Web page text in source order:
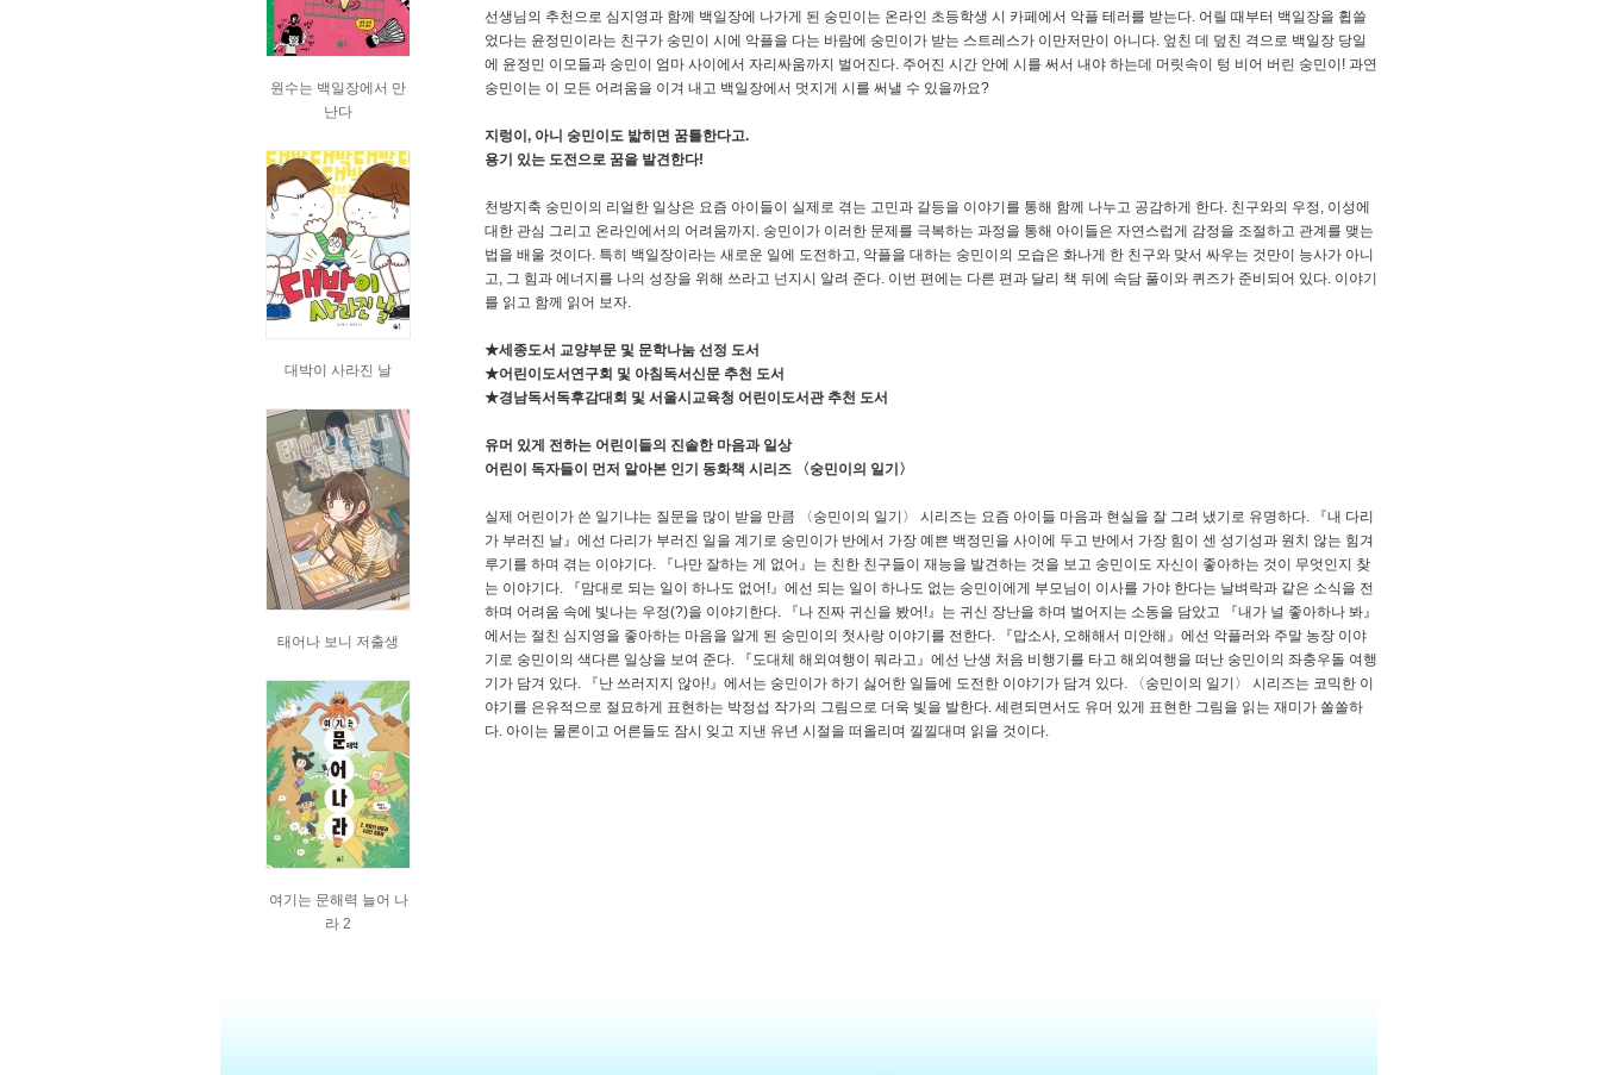
원수는 백일장에서 만
난다
대박이 사라진 날
태어나 보니 저출생
여기는 문해력 늘어 나
라 2
선생님의 추천으로 심지영과 함께 백일장에 나가게 된 숭민이는 온라인 초등학생 시 카페에서 악플 테러를 받는다. 어릴 때부터 백일장을 휩쓸
었다는 윤정민이라는 친구가 숭민이 시에 악플을 다는 바람에 숭민이가 받는 스트레스가 이만저만이 아니다. 엎친 데 덮친 격으로 백일장 당일
에 윤정민 이모들과 숭민이 엄마 사이에서 자리싸움까지 벌어진다. 주어진 시간 안에 시를 써서 내야 하는데 머릿속이 텅 비어 버린 숭민이! 과연
숭민이는 이 모든 어려움을 이겨 내고 백일장에서 멋지게 시를 써낼 수 있을까요?
지렁이, 아니 숭민이도 밟히면 꿈틀한다고.
용기 있는 도전으로 꿈을 발견한다!
천방지축 숭민이의 리얼한 일상은 요즘 아이들이 실제로 겪는 고민과 갈등을 이야기를 통해 함께 나누고 공감하게 한다. 친구와의 우정, 이성에
대한 관심 그리고 온라인에서의 어려움까지. 숭민이가 이러한 문제를 극복하는 과정을 통해 아이들은 자연스럽게 감정을 조절하고 관계를 맺는
법을 배울 것이다. 특히 백일장이라는 새로운 일에 도전하고, 악플을 대하는 숭민이의 모습은 화나게 한 친구와 맞서 싸우는 것만이 능사가 아니
고, 그 힘과 에너지를 나의 성장을 위해 쓰라고 넌지시 알려 준다. 이번 편에는 다른 편과 달리 책 뒤에 속담 풀이와 퀴즈가 준비되어 있다. 이야기
를 읽고 함께 읽어 보자.
★세종도서 교양부문 및 문학나눔 선정 도서
★어린이도서연구회 및 아침독서신문 추천 도서
★경남독서독후감대회 및 서울시교육청 어린이도서관 추천 도서
유머 있게 전하는 어린이들의 진솔한 마음과 일상
어린이 독자들이 먼저 알아본 인기 동화책 시리즈 〈숭민이의 일기〉
실제 어린이가 쓴 일기냐는 질문을 많이 받을 만큼 〈숭민이의 일기〉 시리즈는 요즘 아이들 마음과 현실을 잘 그려 냈기로 유명하다. 『내 다리
가 부러진 날』에선 다리가 부러진 일을 계기로 숭민이가 반에서 가장 예쁜 백정민을 사이에 두고 반에서 가장 힘이 센 성기성과 원치 않는 힘겨
루기를 하며 겪는 이야기다. 『나만 잘하는 게 없어』는 친한 친구들이 재능을 발견하는 것을 보고 숭민이도 자신이 좋아하는 것이 무엇인지 찾
는 이야기다. 『맘대로 되는 일이 하나도 없어!』에선 되는 일이 하나도 없는 숭민이에게 부모님이 이사를 가야 한다는 날벼락과 같은 소식을 전
하며 어려움 속에 빛나는 우정(?)을 이야기한다. 『나 진짜 귀신을 봤어!』는 귀신 장난을 하며 벌어지는 소동을 담았고 『내가 널 좋아하나 봐』
에서는 절친 심지영을 좋아하는 마음을 알게 된 숭민이의 첫사랑 이야기를 전한다. 『맙소사, 오해해서 미안해』에선 악플러와 주말 농장 이야
기로 숭민이의 색다른 일상을 보여 준다. 『도대체 해외여행이 뭐라고』에선 난생 처음 비행기를 타고 해외여행을 떠난 숭민이의 좌충우돌 여행
기가 담겨 있다. 『난 쓰러지지 않아!』에서는 숭민이가 하기 싫어한 일들에 도전한 이야기가 담겨 있다. 〈숭민이의 일기〉 시리즈는 코믹한 이
야기를 은유적으로 절묘하게 표현하는 박정섭 작가의 그림으로 더욱 빛을 발한다. 세련되면서도 유머 있게 표현한 그림을 읽는 재미가 쏠쏠하
다. 아이는 물론이고 어른들도 잠시 잊고 지낸 유년 시절을 떠올리며 낄낄대며 읽을 것이다.